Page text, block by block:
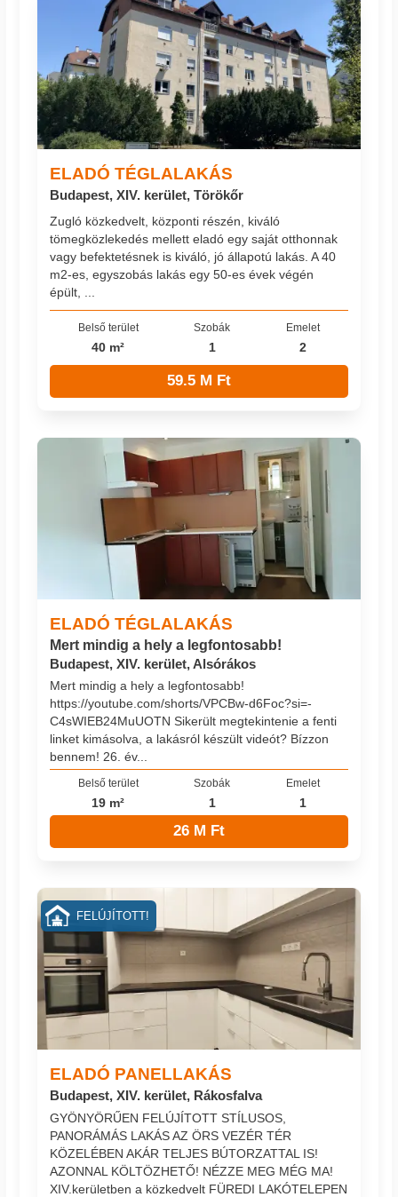
ELADÓ TÉGLALAKÁS
Budapest, XIV. kerület, Törökőr
Zugló közkedvelt, központi részén, kiváló
tömegközlekedés mellett eladó egy saját otthonnak
vagy befektetésnek is kiváló, jó állapotú lakás. A 40
m2-es, egyszobás lakás egy 50-es évek végén
épült, ...
Belső terület
40 m²
Szobák
1
Emelet
2
59.5 M Ft
ELADÓ TÉGLALAKÁS
Mert mindig a hely a legfontosabb!
Budapest, XIV. kerület, Alsórákos
Mert mindig a hely a legfontosabb!
https://youtube.com/shorts/VPCBw-d6Foc?si=-
C4sWIEB24MuUOTN Sikerült megtekintenie a fenti
linket kimásolva, a lakásról készült videót? Bízzon
bennem! 26. év...
Belső terület
19 m²
Szobák
1
Emelet
1
26 M Ft
ELADÓ PANELLAKÁS
Budapest, XIV. kerület, Rákosfalva
GYÖNYÖRŰEN FELÚJÍTOTT STÍLUSOS,
PANORÁMÁS LAKÁS AZ ÖRS VEZÉR TÉR
KÖZELÉBEN AKÁR TELJES BÚTORZATTAL IS!
AZONNAL KÖLTÖZHETŐ! NÉZZE MEG MÉG MA!
XIV.kerületben a közkedvelt FÜREDI LAKÓTELEPEN
FELÚJÍTOTT!